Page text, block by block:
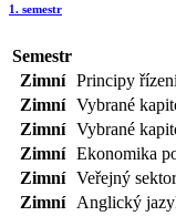
1. semestr
Semestr
Zimní
Principy
Zimní
Vybrané
Zimní
Vybrané
Zimní
Ekonomika
Zimní
Veřejný
Zimní
Anglický